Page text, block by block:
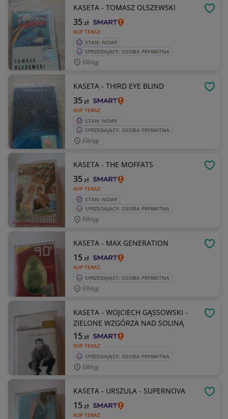
KASETA - TOMASZ OLSZEWSKI
KUP TERAZ
35zł
STAN: NOWY
SPRZEDAJĄCY: OSOBA PRYWATNA
Elbląg
KASETA - THIRD EYE BLIND
KUP TERAZ
35zł
STAN: NOWY
SPRZEDAJĄCY: OSOBA PRYWATNA
Elbląg
KASETA - THE MOFFATS
KUP TERAZ
35zł
STAN: NOWY
SPRZEDAJĄCY: OSOBA PRYWATNA
Elbląg
KASETA - MAX GENERATION
KUP TERAZ
15zł
SPRZEDAJĄCY: OSOBA PRYWATNA
Elbląg
KASETA - WOJCIECH GĄSSOWSKI -
ZIELONE WZGÓRZA NAD SOLINĄ
KUP TERAZ
15zł
SPRZEDAJĄCY: OSOBA PRYWATNA
Elbląg
KASETA - URSZULA - SUPERNOVA
KUP TERAZ
15zł